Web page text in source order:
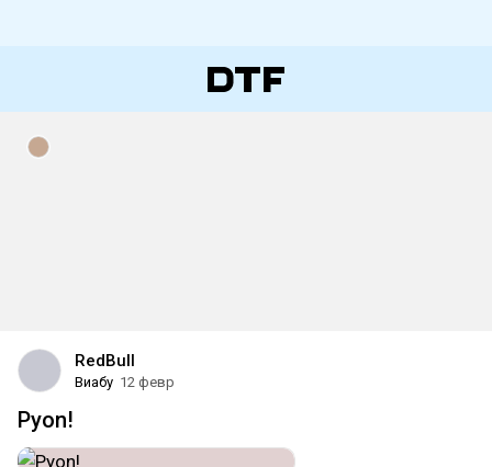
RedBull
Виабу 12 февр
Pyon!